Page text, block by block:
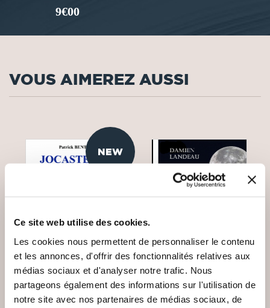
Ce site web utilise des cookies.
Les cookies nous permettent de personnaliser le contenu
et les annonces, d'offrir des fonctionnalités relatives aux
médias sociaux et d'analyser notre trafic. Nous
partageons également des informations sur l'utilisation de
notre site avec nos partenaires de médias sociaux, de
9€00
VOUS AIMEREZ AUSSI
NEW
(0 avis) (24 avis)